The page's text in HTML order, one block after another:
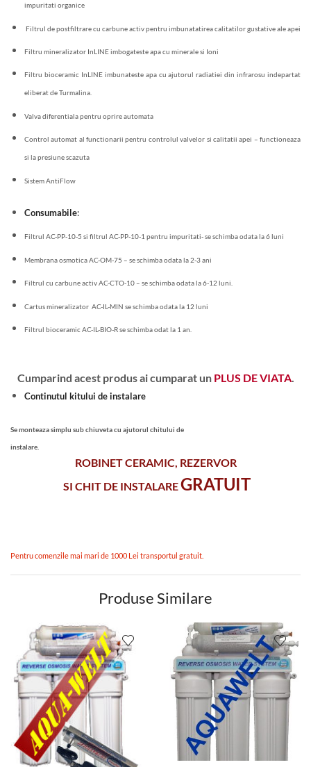
impuritati organice
Filtrul de postfiltrare cu carbune activ pentru imbunatatirea calitatilor gustative ale apei
Filtru mineralizator InLINE imbogateste apa cu minerale si Ioni
Filtru bioceramic InLINE imbunateste apa cu ajutorul radiatiei din infrarosu indepartat
eliberat de Turmalina.
Valva diferentiala pentru oprire automata
Control automat al functionarii pentru controlul valvelor si calitatii apei – functioneaza
si la presiune scazuta
Sistem AntiFlow
Consumabile:
Filtrul AC-PP-10-5 si filtrul AC-PP-10-1 pentru impuritati- se schimba odata la 6 luni
Membrana osmotica AC-OM-75 – se schimba odata la 2-3 ani
Filtrul cu carbune activ AC-CTO-10 – se schimba odata la 6-12 luni.
Cartus mineralizator AC-IL-MIN se schimba odata la 12 luni
Filtrul bioceramic AC-IL-BIO-R se schimba odat la 1 an.
Cumparind acest produs ai cumparat un PLUS DE VIATA.
Continutul kitului de instalare
Se monteaza simplu sub chiuveta cu ajutorul chitului de
instalare.
ROBINET CERAMIC, REZERVOR
SI CHIT DE INSTALAREGRATUIT
Pentru comenzile mai mari de 1000 Lei transportul gratuit.
Produse Similare